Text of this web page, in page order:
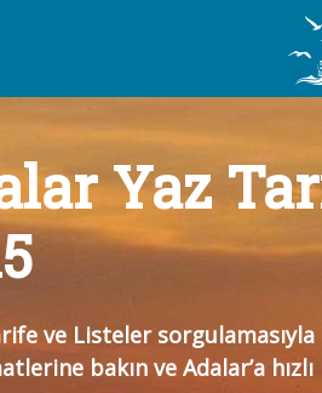
Yaz
ve Listeler
bakın ve Adalar’a